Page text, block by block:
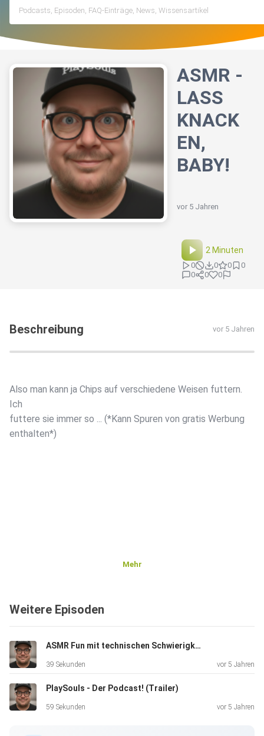
ASMR -
LASS
KNACK
EN,
BABY!
vor 5 Jahren
2 Minuten
0 0 0
0
0
0 0
Beschreibung vor 5 Jahren
Also man kann ja Chips auf verschiedene Weisen futtern.
Ich
futtere sie immer so ... (*Kann Spuren von gratis Werbung
enthalten*)
Mehr
Weitere Episoden
ASMR Fun mit technischen Schwierigkeiten ...
39 Sekunden vor 5 Jahren
PlaySouls - Der Podcast! (Trailer)
59 Sekunden vor 5 Jahren